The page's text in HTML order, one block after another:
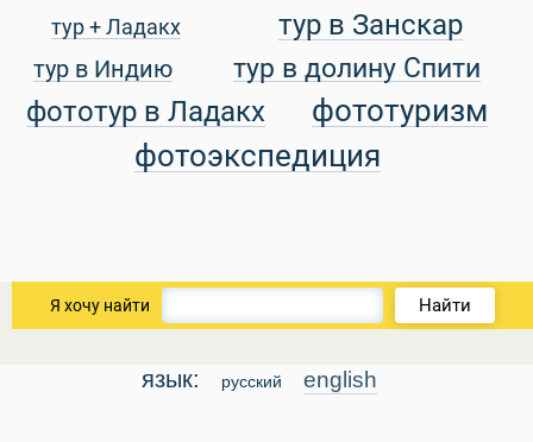
Туры
тур + Ладакх тур в Занскар
тур в Индию тур в долину Спити
фототур в Ладакх
фототуризм
фотоэкспедиция
Я хочу найти Найти
язык: русский english